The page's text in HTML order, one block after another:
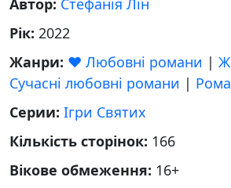
Автор: Стефанія Лін
Рік: 2022
Жанри: ❤️ Любовні романи |
Сучасні любовні романи |
Серии: Ігри Святих
Кількість сторінок: 166
Вікове обмеження: 16+